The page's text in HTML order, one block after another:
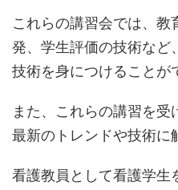
これらの講習会では、教
発、学生評価の技術など
技術を身につけることが
また、これらの講習を
最新のトレンドや技術に
看護教員として看護学生